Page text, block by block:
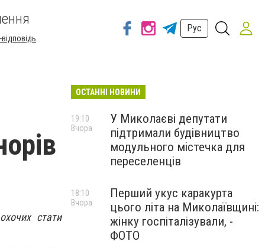
Рус
стати
ОСТАННІ НОВИНИ
У Миколаєві депутати
підтримали будівництво
модульного містечка для
переселенців
19:10
Вчора
Перший укус каракурта
цього літа на Миколаївщині:
жінку госпіталізували, -
ФОТО
18:10
Вчора